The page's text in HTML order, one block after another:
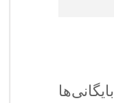
بایگانی‌ها